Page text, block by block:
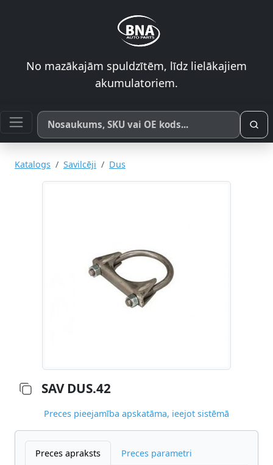
No mazākajām spuldzītēm, līdz lielākajiem
akumulatoriem.
Meklēt pēc produkta nosaukuma, SKU vai OE koda
Katalogs Savilcēji Dus
SAV DUS.42
Preces pieejamība apskatāma, ieejot sistēmā
Preces apraksts Preces parametri